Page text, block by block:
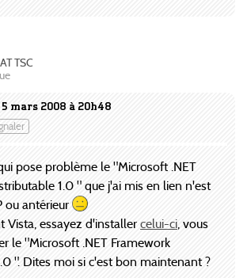
5 mars 2008 à 20h48
TSC
pose problème le "Microsoft .NET
1.0 " que j'ai mis en lien n'est
ou antérieur
Vista, essayez d'installer celui-ci , vous
le "Microsoft .NET Framework
". Dites moi si c'est bon maintenant ?